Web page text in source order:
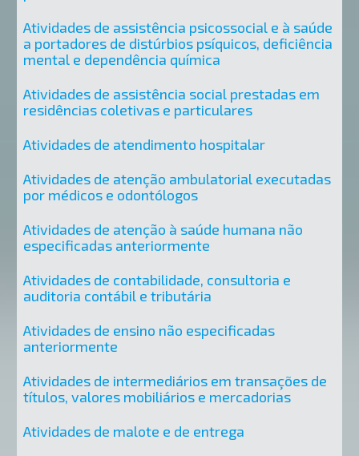
Atividades de assistência psicossocial e à saúde
a portadores de distúrbios psíquicos, deficiência
mental e dependência química
Atividades de assistência social prestadas em
residências coletivas e particulares
Atividades de atendimento hospitalar
Atividades de atenção ambulatorial executadas
por médicos e odontólogos
Atividades de atenção à saúde humana não
especificadas anteriormente
Atividades de contabilidade, consultoria e
auditoria contábil e tributária
Atividades de ensino não especificadas
anteriormente
Atividades de intermediários em transações de
títulos, valores mobiliários e mercadorias
Atividades de malote e de entrega